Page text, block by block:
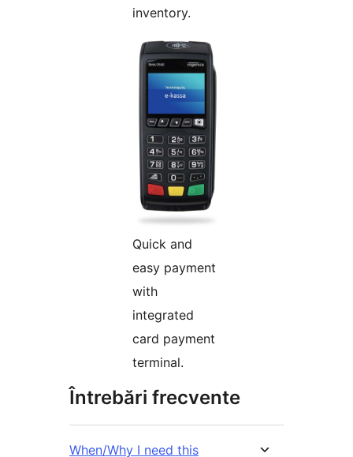
inventory.
Quick and
easy payment
with
integrated
card payment
terminal.
Întrebări frecvente
When/Why I need this